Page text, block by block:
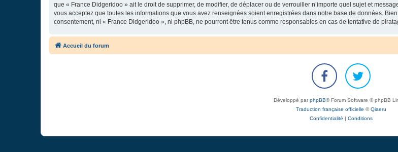
que « France Didgeridoo » ait le droit de supprimer, de modifier, de déplacer ou de verrouiller n’importe quel sujet et
vous acceptez que toutes les informations que vous avez renseignées soient enregistrées dans notre base de données.
consentement, ni « France Didgeridoo », ni phpBB, ne pourront être tenus comme responsables en cas de tentative de
Accueil du forum
Développé parphpBB® Forum Software © phpBB
Traduction française officielle ©Qiaeru
Confidentialité | Conditions